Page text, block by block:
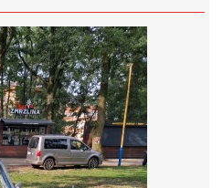
přichází